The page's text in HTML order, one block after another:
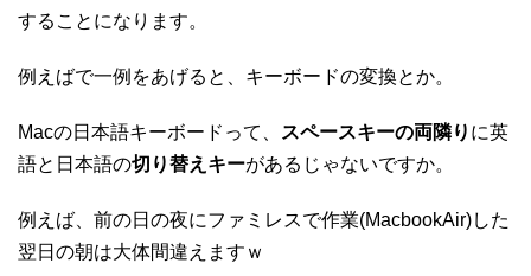
することになります。
例えばで一例をあげると、キーボードの変換とか。
Macの日本語キーボードって、 スペースキーの両隣り に英
語と日本語の切り替えキーがあるじゃないですか。
例えば、前の日の夜にファミレスで作業(MacbookAir)した
翌日の朝は大体間違えますｗ